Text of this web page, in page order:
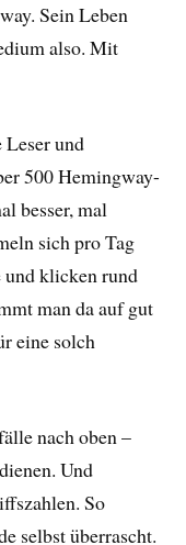
Sein Leben
also. Mit
Leser und
500 Hemingway-
besser, mal
sich pro Tag
und klicken rund
man da auf gut
eine solch
nach oben –
Und
So
selbst überrascht.